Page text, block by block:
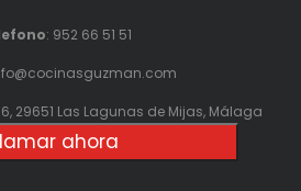
: 952 66 51 51
29651 Las Lagunas de Mijas, Málaga
ahora